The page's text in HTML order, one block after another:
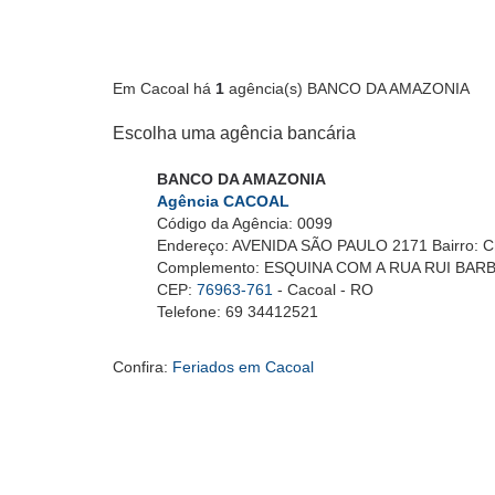
Em Cacoal há 1 agência(s) BANCO DA AMAZONIA
Escolha uma agência bancária
BANCO DA AMAZONIA
Agência CACOAL
Código da Agência: 0099
Endereço: AVENIDA SÃO PAULO 2171 Bairro:
Complemento: ESQUINA COM A RUA RUI
CEP: 76963-761 - Cacoal - RO
Telefone: 69 34412521
Confira: Feriados em Cacoal